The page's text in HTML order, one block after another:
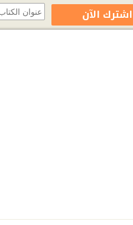
اشترك الآن